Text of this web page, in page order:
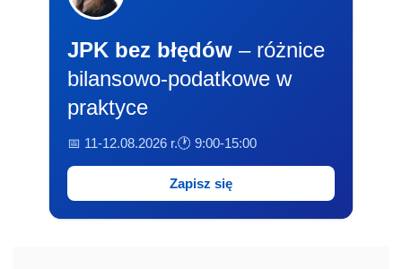
JPK bez błędów – różnice
bilansowo-podatkowe w
praktyce
📅 11-12.08.2026 r.🕐 9:00-15:00
Zapisz się